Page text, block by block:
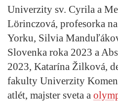
Univerzity sv. Cyrila a
Lörinczová, profesorka
Yorku, Silvia
Slovenka roka 2023 a
2023, Katarína Žilková,
fakulty Univerzity
atlét, majster sveta a